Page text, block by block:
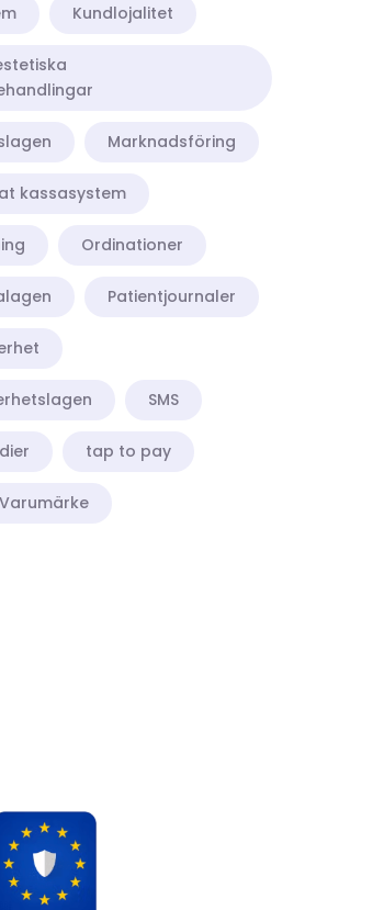
Kundlojalitet
Marknadsföring
kassasystem
Ordinationer
Patientjournaler
SMS
tap to pay
Varumärke